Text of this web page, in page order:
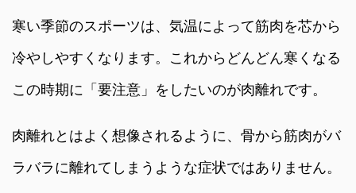
寒い季節のスポーツは、気温によって筋肉を芯から
冷やしやすくなります。これからどんどん寒くなる
この時期に「要注意」をしたいのが肉離れです。
肉離れとはよく想像されるように、骨から筋肉がバ
ラバラに離れてしまうような症状ではありません。